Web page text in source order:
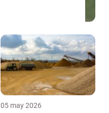
05 may 2026